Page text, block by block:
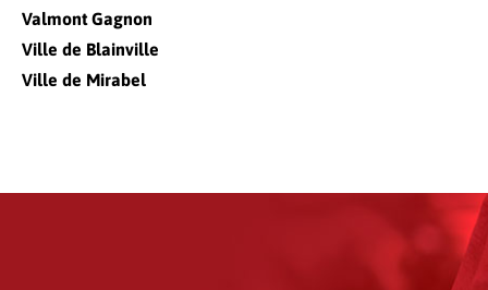
Valmont Gagnon
Ville de Blainville
Ville de Mirabel